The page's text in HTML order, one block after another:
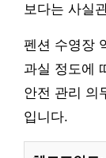
보다는 사실
펜션 수영장
과실 정도에
안전 관리 의
입니다.